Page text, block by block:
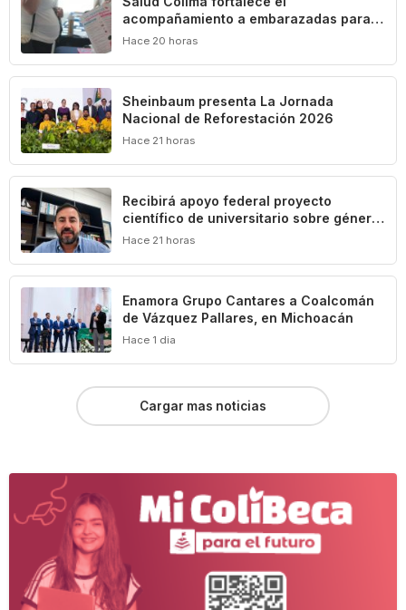
acompañamiento a embarazadas para
prevenir riesgos obstétricos
Hace 20 horas
Sheinbaum presenta La Jornada
Nacional de Reforestación 2026
Hace 21 horas
Recibirá apoyo federal proyecto
científico de universitario sobre género,
diversidad sexual y trabajo en el turismo
Hace 21 horas
Enamora Grupo Cantares a Coalcomán
de Vázquez Pallares, en Michoacán
Hace 1 dia
Cargar mas noticias